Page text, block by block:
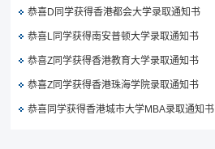
恭喜D同学获得香港都会大学录取通知书
恭喜L同学获得南安普顿大学录取通知书
恭喜Z同学获得香港教育大学录取通知书
恭喜Z同学获得香港珠海学院录取通知书
恭喜同学获得香港城市大学MBA录取通知书